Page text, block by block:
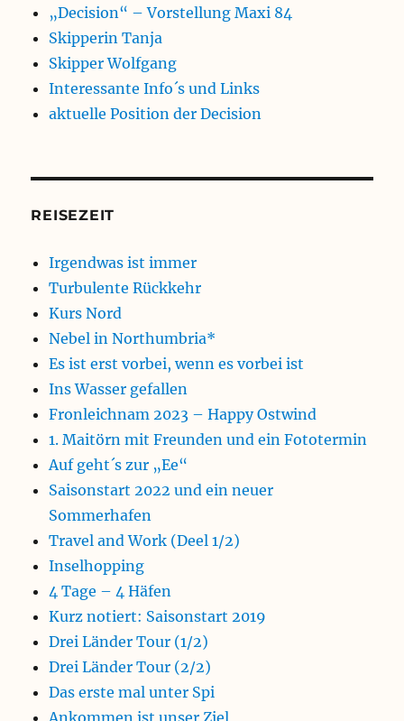
„Decision“ – Vorstellung Maxi 84
Skipperin Tanja
Skipper Wolfgang
Interessante Info´s und Links
aktuelle Position der Decision
REISEZEIT
Irgendwas ist immer
Turbulente Rückkehr
Kurs Nord
Nebel in Northumbria*
Es ist erst vorbei, wenn es vorbei ist
Ins Wasser gefallen
Fronleichnam 2023 – Happy Ostwind
1. Maitörn mit Freunden und ein Fototermin
Auf geht´s zur „Ee“
Saisonstart 2022 und ein neuer
Sommerhafen
Travel and Work (Deel 1/2)
Inselhopping
4 Tage – 4 Häfen
Kurz notiert: Saisonstart 2019
Drei Länder Tour (1/2)
Drei Länder Tour (2/2)
Das erste mal unter Spi